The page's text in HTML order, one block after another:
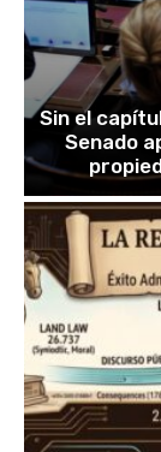
Sin el
Senado